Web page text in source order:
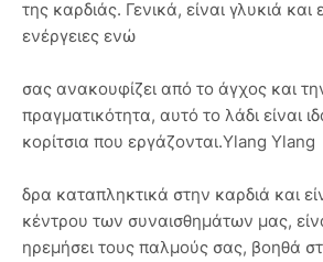
της καρδιάς. Γενικά, είναι γλυκιά και
ενέργειες ενώ
σας ανακουφίζει από το άγχος και
πραγματικότητα, αυτό το λάδι είναι
κορίτσια που εργάζονται.Ylang Ylang
δρα καταπληκτικά στην καρδιά και
κέντρου των συναισθημάτων μας,
ηρεμήσει τους παλμούς σας, βοηθά